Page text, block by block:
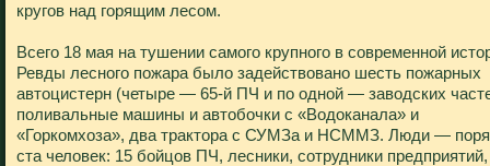
кругов над горящим лесом.
Всего 18 мая на тушении самого крупного в современной
Ревды лесного пожара было задействовано шесть пожарных
автоцистерн (четыре — 65-й ПЧ и по одной — заводских
поливальные машины и автобочки с «Водоканала» и
«Горкомхоза», два трактора с СУМЗа и НСММЗ. Люди —
ста человек: 15 бойцов ПЧ, лесники, сотрудники предприятий,